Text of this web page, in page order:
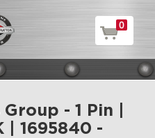
0
- 1 Pin |
1695840 -